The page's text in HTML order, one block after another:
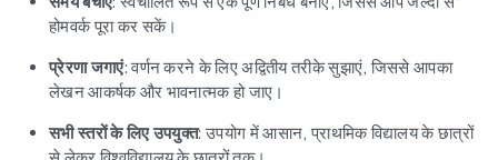
होमवर्क पूरा कर सकें।
प्रेरणा जगाएं: वर्णन करने के लिए अद्वितीय तरीके सुझाएं, जिससे आपका
लेखन आकर्षक और भावनात्मक हो जाए।
सभी स्तरों के लिए उपयुक्त: उपयोग में आसान, प्राथमिक विद्यालय के छात्रों